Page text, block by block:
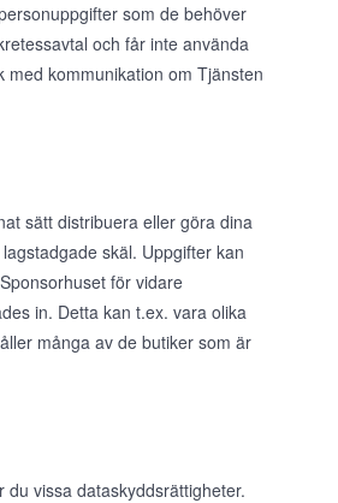
som de behöver
och får inte använda
kommunikation om Tjänsten
sätt distribuera eller göra dina
skäl. Uppgifter kan
för vidare
in. Detta kan t.ex. vara olika
många av de butiker som är
vissa dataskyddsrättigheter.